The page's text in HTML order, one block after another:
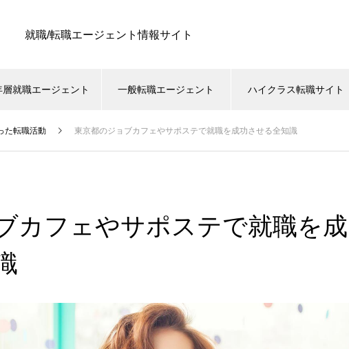
就職/転職エージェント情報サイト
層就職エージェント 一般転職エージェント ハイクラス転職サイト
た転職活動 東京都のジョブカフェやサポステで就職を成功させる全知識
カフェやサポステで就職を成